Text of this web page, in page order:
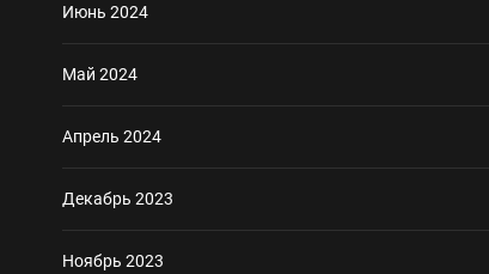
Июнь 2024
Май 2024
Апрель 2024
Декабрь 2023
Ноябрь 2023